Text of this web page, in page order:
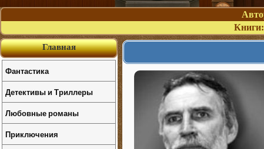
Книги:
Главная
Фантастика
Детективы и Триллеры
Любовные романы
Приключения